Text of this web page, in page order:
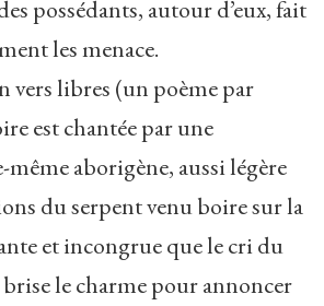
possédants, autour d’eux, fait
les menace.
vers libres (un poème par
est chantée par une
aborigène, aussi légère
du serpent venu boire sur la
et incongrue que le cri du
le charme pour annoncer